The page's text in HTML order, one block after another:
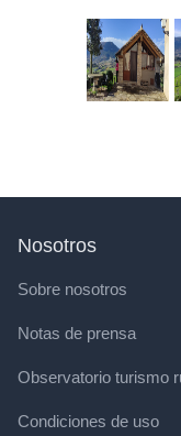
Nosotros
Sobre nosotros
Notas de prensa
Observatorio turismo
Condiciones de uso